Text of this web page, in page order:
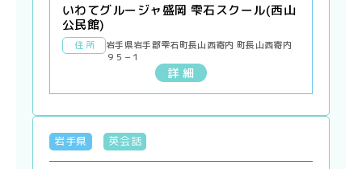
いわてグルージャ盛岡 雫石スクール(西山
公民館)
住 所
岩手県岩手郡雫石町長山西寄内 町長山西寄内
９５−１
詳 細
岩手県 英会話